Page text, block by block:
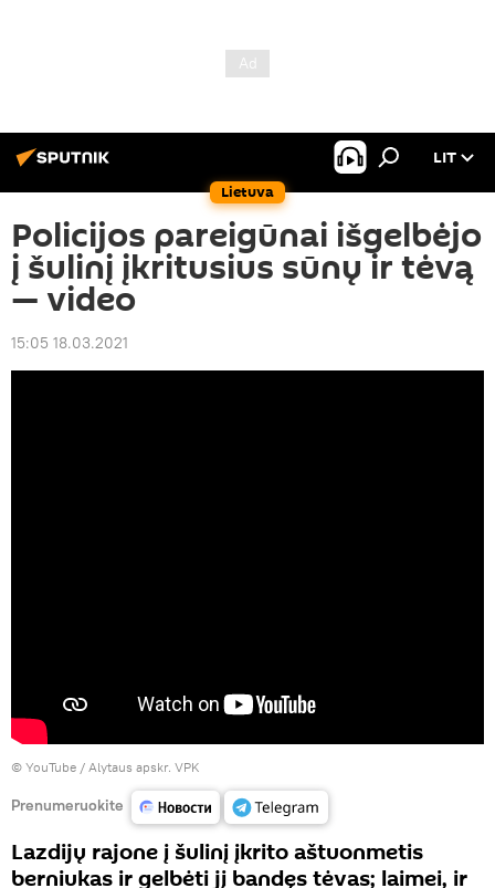
Lietuva
LIT
Policijos pareigūnai išgelbėjo
į šulinį įkritusius sūnų ir tėvą
— video
15:05 18.03.2021
© YouTube / Alytaus apskr. VPK
Prenumeruokite
Lazdijų rajone į šulinį įkrito aštuonmetis
berniukas ir gelbėti jį bandęs tėvas; laimei, ir